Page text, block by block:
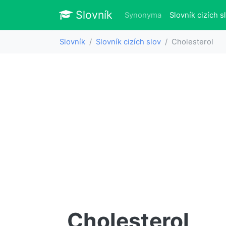
Slovník Slovník
Synonyma Slovník cizích
Slovník Slovník cizích slov Cholesterol
Cholesterol